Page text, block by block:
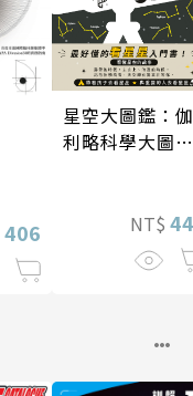
406
星空大圖鑑：伽
利略科學大圖鑑
NT$